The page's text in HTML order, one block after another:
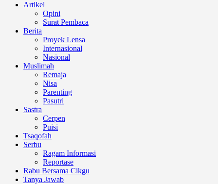
Artikel
Opini
Surat Pembaca
Berita
Proyek Lensa
Internasional
Nasional
Muslimah
Remaja
Nisa
Parenting
Pasutri
Sastra
Cerpen
Puisi
Tsaqofah
Serbu
Ragam Informasi
Reportase
Rabu Bersama Cikgu
Tanya Jawab